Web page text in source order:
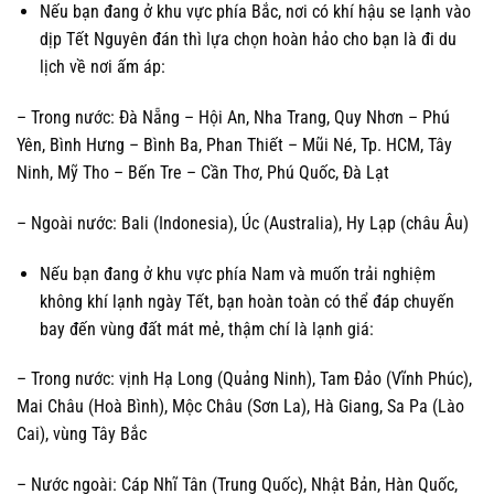
Nếu bạn đang ở khu vực phía Bắc, nơi có khí hậu se lạnh vào
dịp Tết Nguyên đán thì lựa chọn hoàn hảo cho bạn là đi du
lịch về nơi ấm áp:
– Trong nước: Đà Nẵng – Hội An, Nha Trang, Quy Nhơn – Phú
Yên, Bình Hưng – Bình Ba, Phan Thiết – Mũi Né, Tp. HCM, Tây
Ninh, Mỹ Tho – Bến Tre – Cần Thơ, Phú Quốc, Đà Lạt
– Ngoài nước: Bali (Indonesia), Úc (Australia), Hy Lạp (châu Âu)
Nếu bạn đang ở khu vực phía Nam và muốn trải nghiệm
không khí lạnh ngày Tết, bạn hoàn toàn có thể đáp chuyến
bay đến vùng đất mát mẻ, thậm chí là lạnh giá:
– Trong nước: vịnh Hạ Long (Quảng Ninh), Tam Đảo (Vĩnh Phúc),
Mai Châu (Hoà Bình), Mộc Châu (Sơn La), Hà Giang, Sa Pa (Lào
Cai), vùng Tây Bắc
– Nước ngoài: Cáp Nhĩ Tân (Trung Quốc), Nhật Bản, Hàn Quốc,